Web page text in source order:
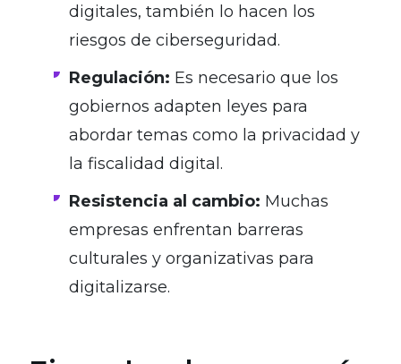
digitales, también lo hacen los
riesgos de ciberseguridad.
Regulación: Es necesario que los
gobiernos adapten leyes para
abordar temas como la privacidad y
la fiscalidad digital.
Resistencia al cambio: Muchas
empresas enfrentan barreras
culturales y organizativas para
digitalizarse.